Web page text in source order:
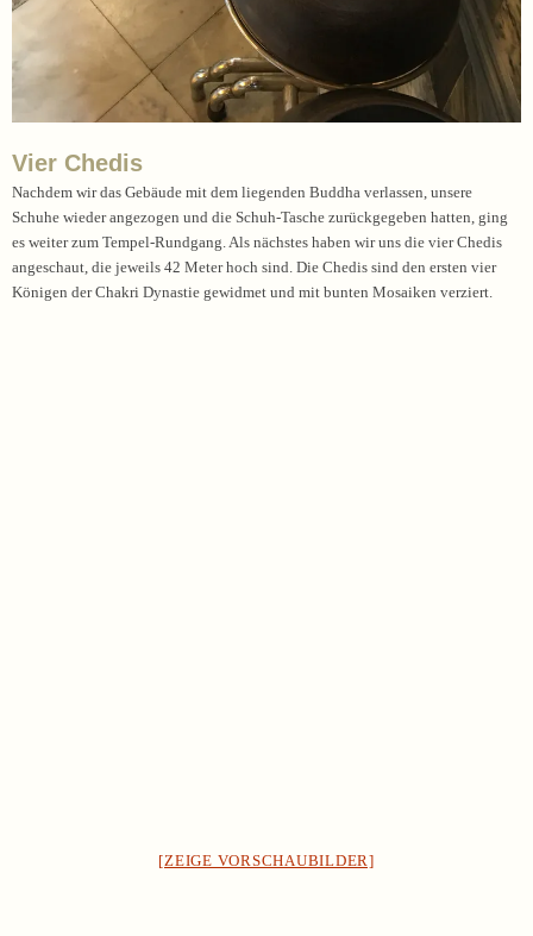
Vier Chedis
Nachdem wir das Gebäude mit dem liegenden Buddha verlassen, unsere
Schuhe wieder angezogen und die Schuh-Tasche zurückgegeben hatten, ging
es weiter zum Tempel-Rundgang. Als nächstes haben wir uns die vier Chedis
angeschaut, die jeweils 42 Meter hoch sind. Die Chedis sind den ersten vier
Königen der Chakri Dynastie gewidmet und mit bunten Mosaiken verziert.
[ZEIGE VORSCHAUBILDER]